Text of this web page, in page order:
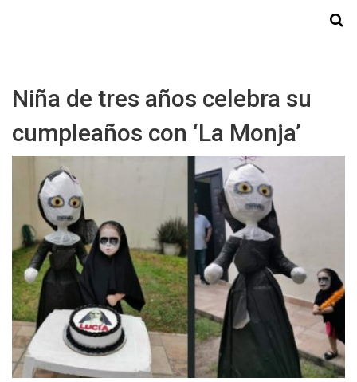
Niña de tres años celebra su
cumpleaños con ‘La Monja’